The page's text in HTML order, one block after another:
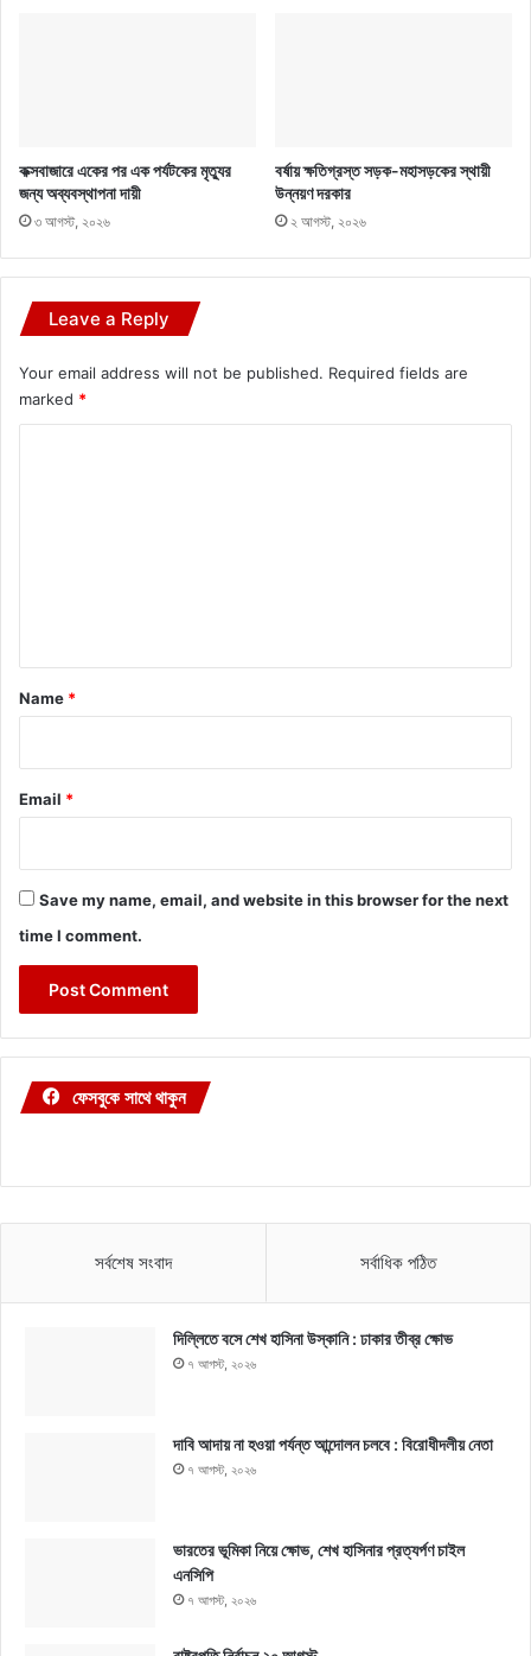
কক্সবাজারে একের পর এক পর্যটকের মৃত্যুর
জন্য অব্যবস্থাপনা দায়ী
৩ আগস্ট, ২০২৬
বর্ষায় ক্ষতিগ্রস্ত সড়ক-মহাসড়কের স্থায়ী
উন্নয়ণ দরকার
২ আগস্ট, ২০২৬
Leave a Reply
Your email address will not be published. Required fields are
marked *
*
Name *
Email *
Save my name, email, and website in this browser for the next
time I comment.
ফেসবুকে সাথে থাকুন
সর্বশেষ সংবাদ সর্বাধিক পঠিত
দিল্লিতে বসে শেখ হাসিনা উস্কানি : ঢাকার তীব্র ক্ষোভ
৭ আগস্ট, ২০২৬
দাবি আদায় না হওয়া পর্যন্ত আন্দোলন চলবে : বিরোধীদলীয় নেতা
৭ আগস্ট, ২০২৬
ভারতের ভূমিকা নিয়ে ক্ষোভ, শেখ হাসিনার প্রত্যর্পণ চাইল
এনসিপি
৭ আগস্ট, ২০২৬